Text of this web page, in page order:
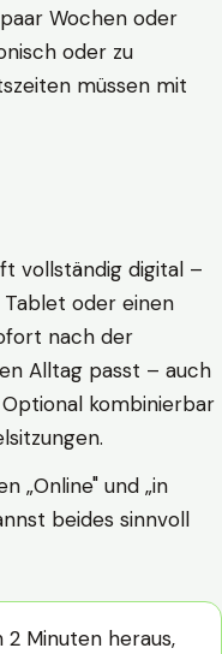
Wochen oder
oder zu
müssen mit
vollständig digital –
oder einen
nach der
Alltag passt – auch
kombinierbar
„Online" und „in
beides sinnvoll
2 Minuten heraus,